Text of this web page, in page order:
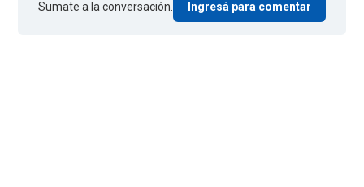
Sumate a la conversación. Ingresá para comentar